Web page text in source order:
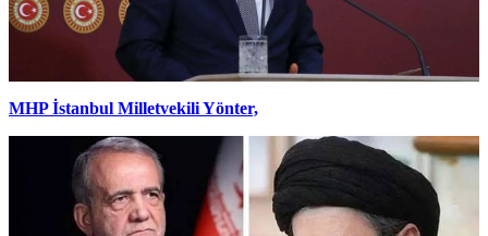
MHP İstanbul Milletvekili Yönter,